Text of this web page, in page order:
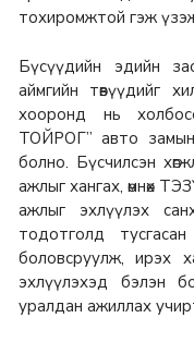
тохиромжтой гэж
Бүсүүдийн эдийн
аймгийн төвүүдийг
хооронд нь
ТОЙРОГ” авто замын
болно. Бүсчилсэн
ажлыг хангах, өмнөх
ажлыг эхлүүлэх
тодотголд
боловсруулж, ирэх
эхлүүлэхэд бэлэн
уралдан ажиллах